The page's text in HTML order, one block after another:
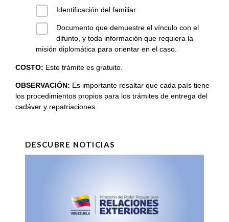
Identificación del familiar
Documento que demuestre el vínculo con el
difunto, y toda información que requiera la
misión diplomática para orientar en el caso.
COSTO: Este trámite es gratuito.
OBSERVACIÓN: Es importante resaltar que cada país tiene
los procedimientos propios para los trámites de entrega del
cadáver y repatriaciones.
DESCUBRE NOTICIAS